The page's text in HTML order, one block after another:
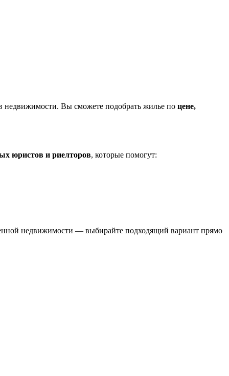
недвижимости. Вы сможете подобрать жилье по цене,
юристов и риелторов, которые помогут:
недвижимости — выбирайте подходящий вариант прямо